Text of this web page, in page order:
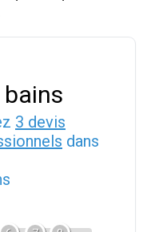
bains
3 devis
dans